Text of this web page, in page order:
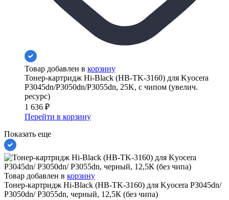
Товар добавлен в корзину
Тонер-картридж Hi-Black (HB-TK-3160) для Kyocera
P3045dn/P3050dn/P3055dn, 25K, с чипом (увелич.
ресурс)
1 636 ₽
Перейти в корзину
Показать еще
Товар добавлен в корзину
Тонер-картридж Hi-Black (HB-TK-3160) для Kyocera P3045dn/
P3050dn/ P3055dn, черный, 12,5К (без чипа)